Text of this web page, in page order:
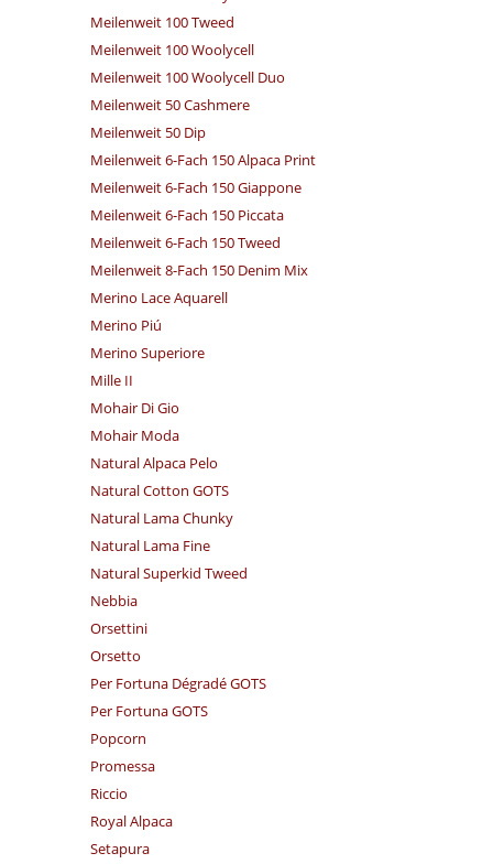
Meilenweit 100 Tweed
Meilenweit 100 Woolycell
Meilenweit 100 Woolycell Duo
Meilenweit 50 Cashmere
Meilenweit 50 Dip
Meilenweit 6-Fach 150 Alpaca Print
Meilenweit 6-Fach 150 Giappone
Meilenweit 6-Fach 150 Piccata
Meilenweit 6-Fach 150 Tweed
Meilenweit 8-Fach 150 Denim Mix
Merino Lace Aquarell
Merino Piú
Merino Superiore
Mille II
Mohair Di Gio
Mohair Moda
Natural Alpaca Pelo
Natural Cotton GOTS
Natural Lama Chunky
Natural Lama Fine
Natural Superkid Tweed
Nebbia
Orsettini
Orsetto
Per Fortuna Dégradé GOTS
Per Fortuna GOTS
Popcorn
Promessa
Riccio
Royal Alpaca
Setapura